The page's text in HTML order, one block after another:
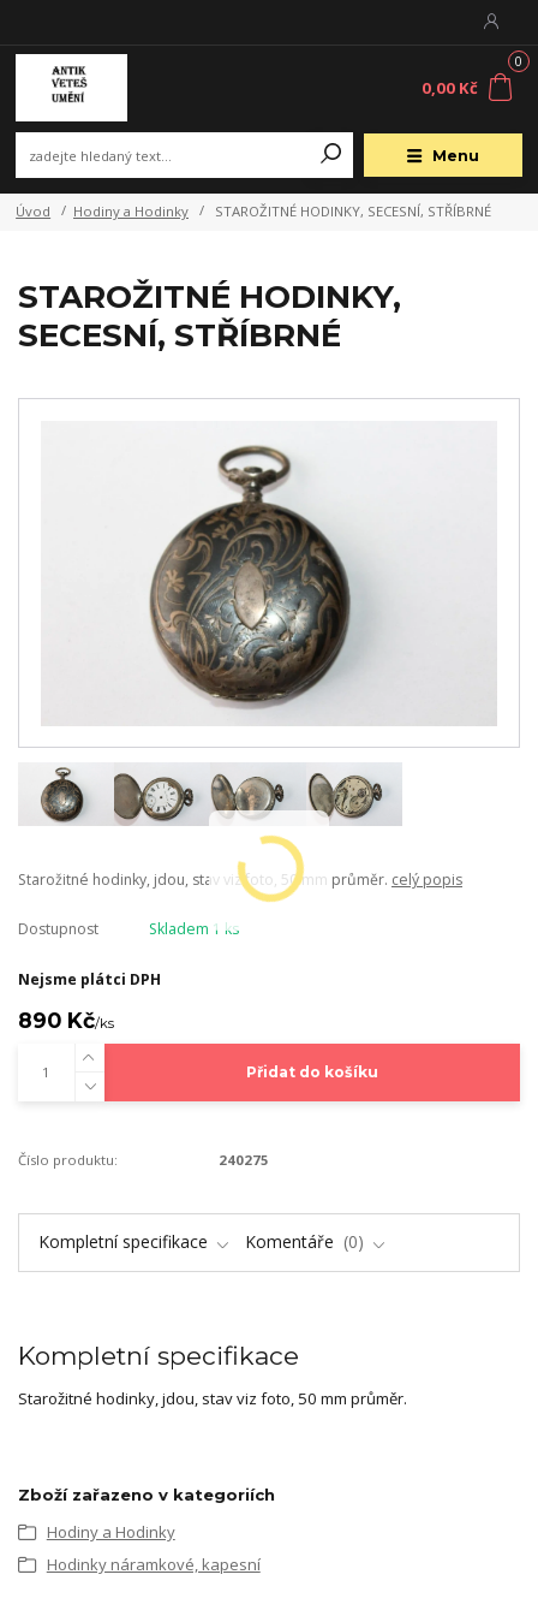
Menu
0
0,00 Kč
Úvod Hodiny a Hodinky STAROŽITNÉ HODINKY, SECESNÍ, STŘÍBRNÉ
STAROŽITNÉ HODINKY,
SECESNÍ, STŘÍBRNÉ
Starožitné hodinky, jdou, stav viz foto, 50 mm průměr. celý popis
Dostupnost Skladem 1 ks
Nejsme plátci DPH
890 Kč/ks
Přidat do košíku
Číslo produktu: 240275
Kompletní specifikace Komentáře 0
Kompletní specifikace
Starožitné hodinky, jdou, stav viz foto, 50 mm průměr.
Zboží zařazeno v kategoriích
Hodiny a Hodinky
Hodinky náramkové, kapesní